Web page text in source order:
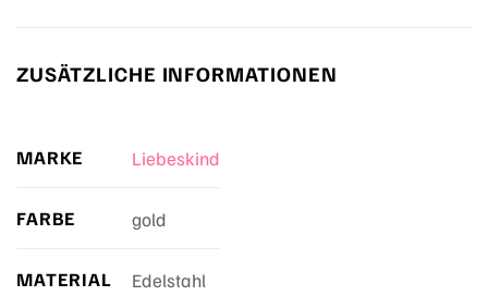
ZUSÄTZLICHE INFORMATIONEN
MARKE Liebeskind
FARBE gold
MATERIAL Edelstahl